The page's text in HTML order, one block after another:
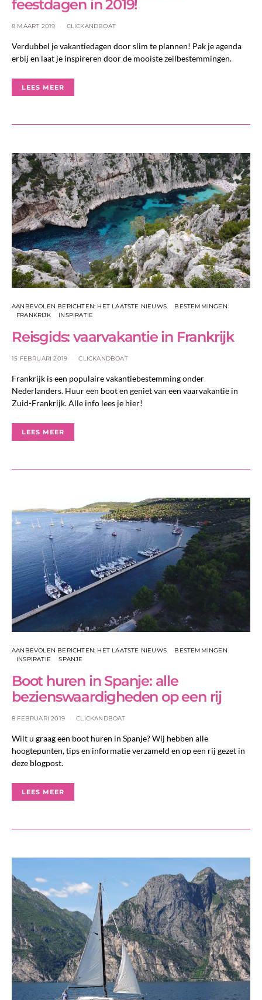
feestdagen in 2019!
8 MAART 2019 CLICKANDBOAT
Verdubbel je vakantiedagen door slim te plannen! Pak je agenda
erbij en laat je inspireren door de mooiste zeilbestemmingen.
LEES MEER
AANBEVOLEN BERICHTEN: HET LAATSTE NIEUWS
BESTEMMINGEN
FRANKRIJK
INSPIRATIE
Reisgids: vaarvakantie in Frankrijk
15 FEBRUARI 2019 CLICKANDBOAT
Frankrijk is een populaire vakantiebestemming onder
Nederlanders. Huur een boot en geniet van een vaarvakantie in
Zuid-Frankrijk. Alle info lees je hier!
LEES MEER
AANBEVOLEN BERICHTEN: HET LAATSTE NIEUWS
BESTEMMINGEN
INSPIRATIE
SPANJE
Boot huren in Spanje: alle
bezienswaardigheden op een rij
8 FEBRUARI 2019 CLICKANDBOAT
Wilt u graag een boot huren in Spanje? Wij hebben alle
hoogtepunten, tips en informatie verzameld en op een rij gezet in
deze blogpost.
LEES MEER